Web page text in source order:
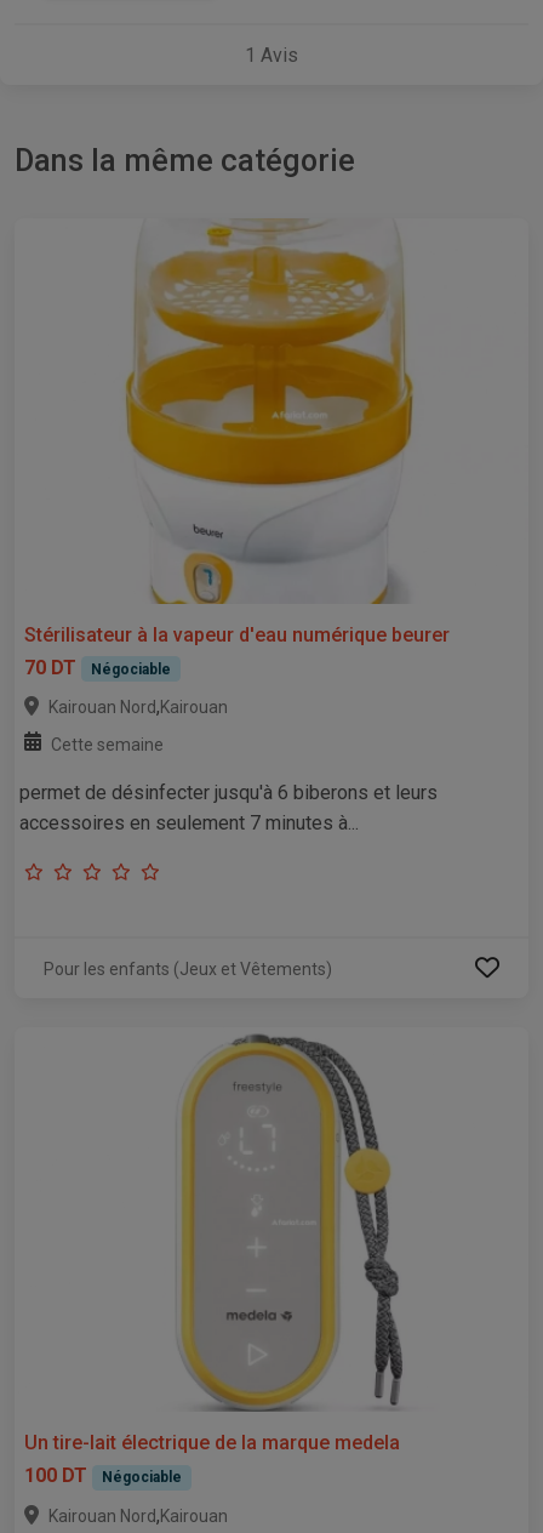
1 Avis
Dans la même catégorie
Stérilisateur à la vapeur d'eau numérique beurer
70 DT
Négociable
Kairouan Nord,Kairouan
Cette semaine
permet de désinfecter jusqu'à 6 biberons et leurs
accessoires en seulement 7 minutes à...
Pour les enfants (Jeux et Vêtements)
Un tire-lait électrique de la marque medela
100 DT
Négociable
Kairouan Nord,Kairouan